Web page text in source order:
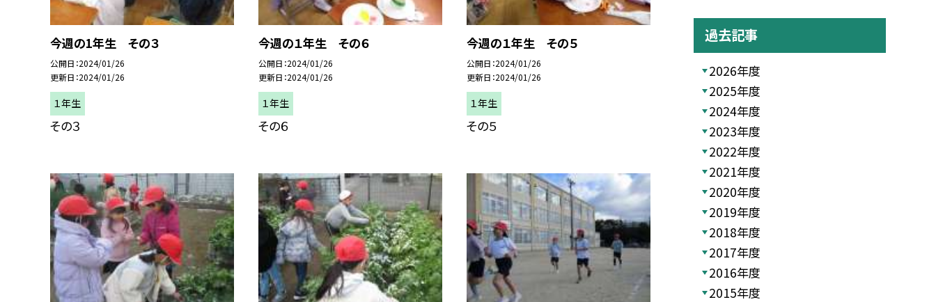
今週の1年生 その３
公開日 2024/01/26
更新日 2024/01/26
１年生
その３
今週の１年生 その６
公開日 2024/01/26
更新日 2024/01/26
１年生
その６
今週の１年生 その５
公開日 2024/01/26
更新日 2024/01/26
１年生
その５
過去記事
2026年度
2025年度
2024年度
2023年度
2022年度
2021年度
2020年度
2019年度
2018年度
2017年度
2016年度
2015年度